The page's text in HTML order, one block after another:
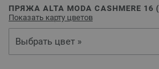
ПРЯЖА ALTA MODA CASHMERE 16 (
Показать карту цветов
Выбрать цвет »